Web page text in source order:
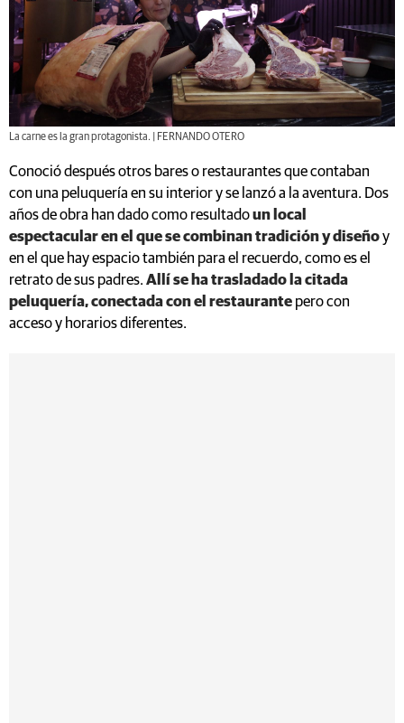
La carne es la gran protagonista. | FERNANDO OTERO
Conoció después otros bares o restaurantes que contaban
con una peluquería en su interior y se lanzó a la aventura. Dos
años de obra han dado como resultadoun local
espectacular en el que se combinan tradición y diseñoy
en el que hay espacio también para el recuerdo, como es el
retrato de sus padres. Allí se ha trasladado la citada
peluquería, conectada con el restaurante pero con
acceso y horarios diferentes.